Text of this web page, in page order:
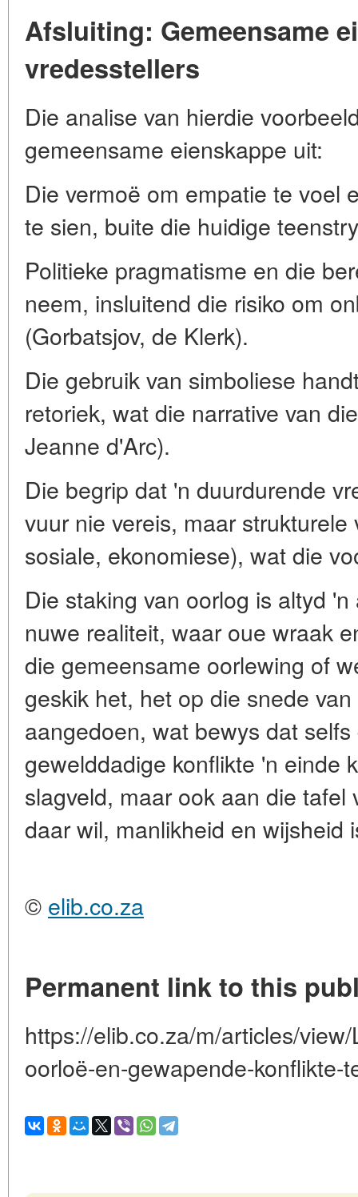
Afsluiting: Gemeensame
vredesstellers
Die analise van hierdie
gemeensame eienskappe uit:
Die vermoë om empatie te voel
te sien, buite die huidige
Politieke pragmatisme en die
neem, insluitend die risiko om
(Gorbatsjov, de Klerk).
Die gebruik van simboliese
retoriek, wat die narrative van
Jeanne d'Arc).
Die begrip dat 'n duurdurende
vuur nie vereis, maar
sosiale, ekonomiese), wat die
Die staking van oorlog is altyd
nuwe realiteit, waar oue wraak
die gemeensame oorlewing of
geskik het, het op die snede
aangedoen, wat bewys dat
gewelddadige konflikte 'n einde
slagveld, maar ook aan die
daar wil, manlikheid en wijsheid
© elib.co.za
Permanent link to this
https://elib.co.za/m/articles/
oorloë-en-gewapende-konflikte-